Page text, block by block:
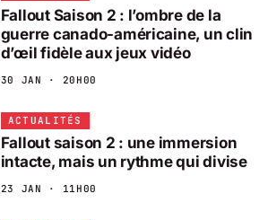
Fallout Saison 2 : l’ombre de la
guerre canado-américaine, un clin
d’œil fidèle aux jeux vidéo
30 JAN · 20H00
ACTUALITÉS
Fallout saison 2 : une immersion
intacte, mais un rythme qui divise
23 JAN · 11H00